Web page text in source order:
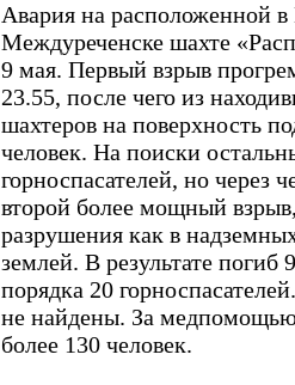
Авария на расположенной в
Междуреченске шахте
9 мая. Первый взрыв
23.55, после чего из
шахтеров на поверхность
человек. На поиски
горноспасателей, но через
второй более мощный
разрушения как в
землей. В результате погиб
порядка 20
не найдены. За
более 130 человек.